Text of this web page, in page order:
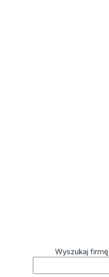
Wyszukaj firmę